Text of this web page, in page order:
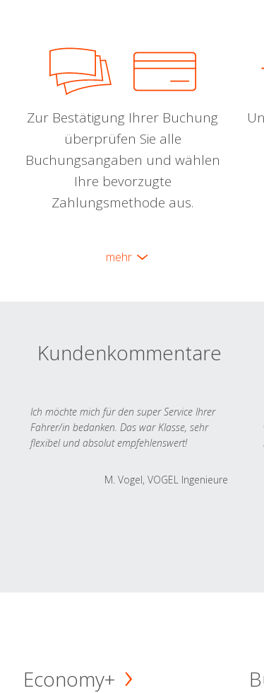
Zur Bestätigung Ihrer Buchung
überprüfen Sie alle
Buchungsangaben und wählen
Ihre bevorzugte
Zahlungsmethode aus.
mehr
Kundenkommentare
Ich möchte mich für den super Service Ihrer
Fahrer/in bedanken. Das war Klasse, sehr
flexibel und absolut empfehlenswert!
M. Vogel, VOGEL Ingenieure
Economy+